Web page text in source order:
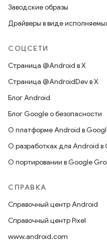
Заводские образы
Драйверы в виде
СОЦСЕТИ
Страница @Android в X
Страница @AndroidDev в X
Блог Android
Блог Google о безопасности
О платформе Android в
О разработках для Android в
О портировании в Google
СПРАВКА
Справочный центр Android
Справочный центр Pixel
www.android.com